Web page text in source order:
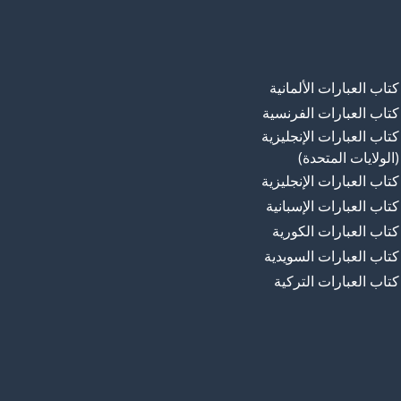
كتاب العبارات الألمانية
كتاب العبارات الفرنسية
كتاب العبارات الإنجليزية
(الولايات المتحدة)
كتاب العبارات الإنجليزية
كتاب العبارات الإسبانية
كتاب العبارات الكورية
كتاب العبارات السويدية
كتاب العبارات التركية